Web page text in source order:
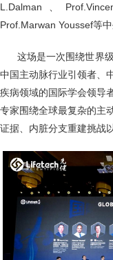
L.Dalman、
Prof.Marwan Youssef等
这场是一次围绕世界
中国主动脉行业引领者、
疾病领域的国际学会领导
专家围绕全球最复杂的主
证据、内脏分支重建挑战